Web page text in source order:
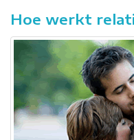
Hoe werkt